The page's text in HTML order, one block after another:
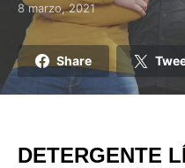
Posted on
8 marzo, 2021
Share
DETERGENTE